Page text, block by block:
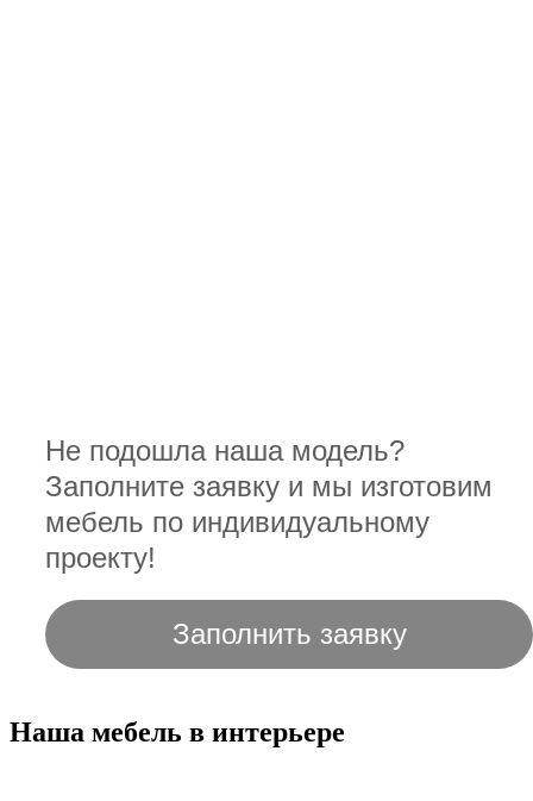
Не подошла наша модель?
Заполните заявку и мы изготовим
мебель по индивидуальному
проекту!
Заполнить заявку
Наша мебель в интерьере